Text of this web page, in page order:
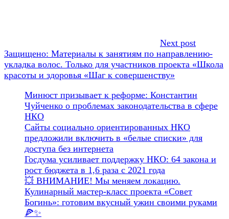
Next post
Защищено: Материалы к занятиям по направлению-
укладка волос. Только для участников проекта «Школа
красоты и здоровья «Шаг к совершенству»
Минюст призывает к реформе: Константин
Чуйченко о проблемах законодательства в сфере
НКО
Сайты социально ориентированных НКО
предложили включить в «белые списки» для
доступа без интернета
Госдума усиливает поддержку НКО: 64 закона и
рост бюджета в 1,6 раза с 2021 года
💥 ВНИМАНИЕ! Мы меняем локацию.
Кулинарный мастер-класс проекта «Совет
Богинь»: готовим вкусный ужин своими руками
🍕✨